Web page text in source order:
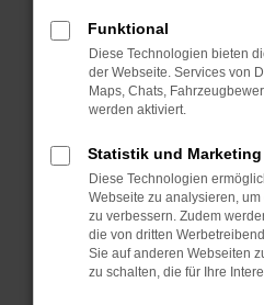
Fenster?
Starte dein Gerät neu.
Das kann manchmal
Probleme zu beheben.
Betriebssystem auf
sind.
Veraltete Software birgt
Sicherheitsrisiko,
führen, dass
unterstützt werden.
Funktional
Diese Technologien bieten
der Webseite. Services von
Maps, Chats,
werden aktiviert.
Statistik und Marketing
Diese Technologien
Webseite zu analysieren,
zu verbessern. Zudem
die von dritten
Sie auf anderen Webseiten
zu schalten, die für Ihre